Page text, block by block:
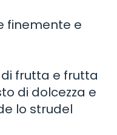
finemente e
frutta e frutta
di dolcezza e
lo strudel